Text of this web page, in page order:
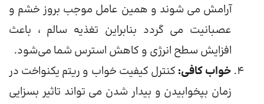
آرامش می شوند و همین عامل موجب بروز خشم و
عصبانیت می گردد بنابراین تغذیه سالم ، باعث
افزایش سطح انرژی و کاهش استرس شما می‌شود.
خواب کافی: کنترل کیفیت خواب و ریتم یکنواخت در
زمان بپخوابیدن و بیدار شدن می تواند تاثیر بسزایی